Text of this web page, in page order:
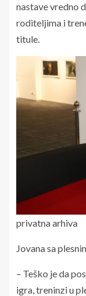
nastave vredno
roditeljima i
titule.
privatna arhiva
Jovana sa
– Teško je da
igra, treninzi u